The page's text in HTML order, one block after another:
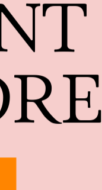
T
RE